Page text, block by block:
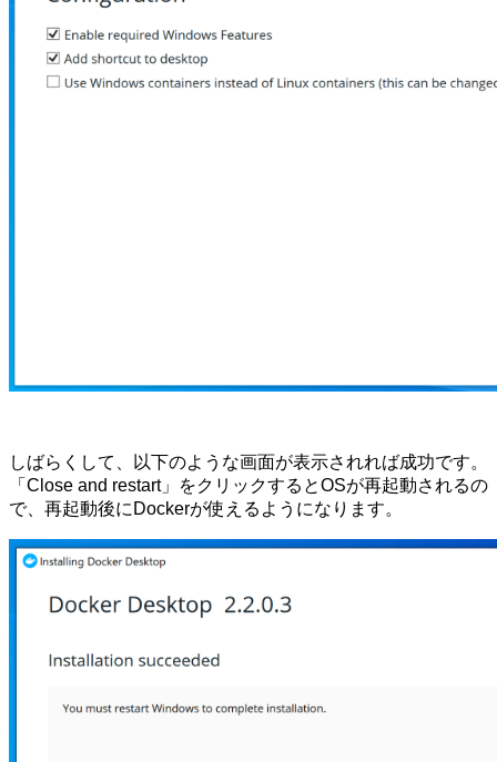
しばらくして、以下のような画面が表示されれば成功です。
「Close and restart」をクリックするとOSが再起動されるの
で、再起動後にDockerが使えるようになります。